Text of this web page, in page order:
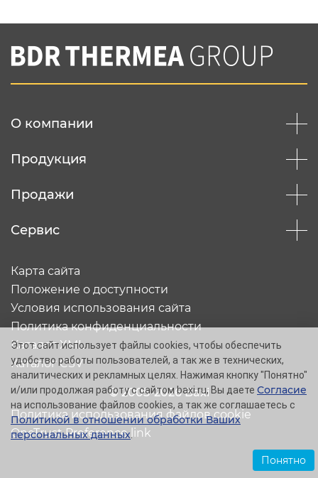
Вы соглашаетесь с нашей политикой
конфеденциальности
О компании
Продукция
Продажи
Сервис
© 2005-2026 Baxi
Карта сайта
Положение о доступности
Условия использования сайта
Политика конфиденциальности
Каталог XML
Каталог CSV
Политика использования файлов cookie
OneTrust Preference link
Этот сайт использует файлы cookies, чтобы обеспечить
удобство работы пользователей, а так же в технических,
аналитических и рекламных целях. Нажимая кнопку "Понятно"
и/или продолжая работу с сайтом baxi.ru, Вы даете Согласие
на использование файлов cookies, а так же соглашаетесь с
Политикой в отношении обработки Ваших
персональных данных.
Понятно